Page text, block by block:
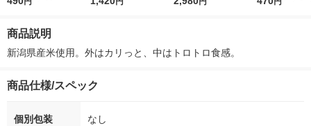
シ） オリジナル
商品説明
新潟県産米使用。外はカリっと、中はトロトロ食感。
商品仕様/スペック
個別包装 なし